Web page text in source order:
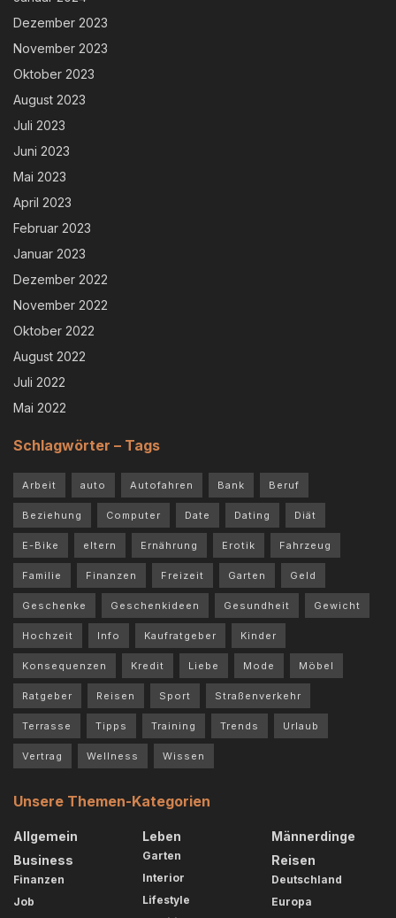
Dezember 2023
November 2023
Oktober 2023
August 2023
Juli 2023
Juni 2023
Mai 2023
April 2023
Februar 2023
Januar 2023
Dezember 2022
November 2022
Oktober 2022
August 2022
Juli 2022
Mai 2022
Schlagwörter – Tags
Arbeit auto Autofahren Bank Beruf
Beziehung Computer Date Dating Diät
E-Bike eltern Ernährung Erotik Fahrzeug
Familie Finanzen Freizeit Garten Geld
Geschenke Geschenkideen Gesundheit Gewicht
Hochzeit Info Kaufratgeber Kinder
Konsequenzen Kredit Liebe Mode Möbel
Ratgeber Reisen Sport Straßenverkehr
Terrasse Tipps Training Trends Urlaub
Vertrag Wellness Wissen
Unsere Themen-Kategorien
Allgemein
Business
Finanzen
Job
Leben
Garten
Interior
Lifestyle
Männerdinge
Reisen
Deutschland
Europa